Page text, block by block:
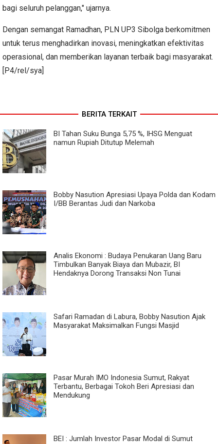
bagi seluruh pelanggan," ujarnya.
Dengan semangat Ramadhan, PLN UP3 Sibolga berkomitmen
untuk terus menghadirkan inovasi, meningkatkan efektivitas
operasional, dan memberikan layanan terbaik bagi masyarakat.
[P4/rel/sya]
BERITA TERKAIT
BI Tahan Suku Bunga 5,75 %, IHSG Menguat
namun Rupiah Ditutup Melemah
Bobby Nasution Apresiasi Upaya Polda dan Kodam
I/BB Berantas Judi dan Narkoba
Analis Ekonomi : Budaya Penukaran Uang Baru
Timbulkan Banyak Biaya dan Mubazir, BI
Hendaknya Dorong Transaksi Non Tunai
Safari Ramadan di Labura, Bobby Nasution Ajak
Masyarakat Maksimalkan Fungsi Masjid
Pasar Murah IMO Indonesia Sumut, Rakyat
Terbantu, Berbagai Tokoh Beri Apresiasi dan
Mendukung
BEI : Jumlah Investor Pasar Modal di Sumut